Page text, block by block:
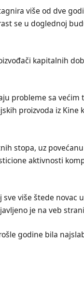
više od dve
se u doglednoj
kapitalnih
probleme sa
proizvoda iz Kine
stopa, uz
aktivnosti
sve više štede
je na veb
godine bila